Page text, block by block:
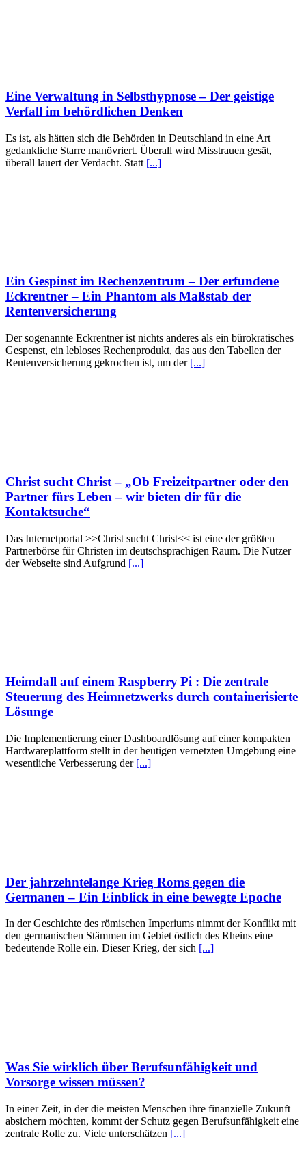
Eine Verwaltung in Selbsthypnose – Der geistige
Verfall im behördlichen Denken
Es ist, als hätten sich die Behörden in Deutschland in eine Art
gedankliche Starre manövriert. Überall wird Misstrauen gesät,
überall lauert der Verdacht. Statt [...]
Ein Gespinst im Rechenzentrum – Der erfundene
Eckrentner – Ein Phantom als Maßstab der
Rentenversicherung
Der sogenannte Eckrentner ist nichts anderes als ein bürokratisches
Gespenst, ein lebloses Rechenprodukt, das aus den Tabellen der
Rentenversicherung gekrochen ist, um der [...]
Christ sucht Christ – „Ob Freizeitpartner oder den
Partner fürs Leben – wir bieten dir für die
Kontaktsuche“
Das Internetportal >>Christ sucht Christ<< ist eine der größten
Partnerbörse für Christen im deutschsprachigen Raum. Die Nutzer
der Webseite sind Aufgrund [...]
Heimdall auf einem Raspberry Pi : Die zentrale
Steuerung des Heimnetzwerks durch containerisierte
Lösunge
Die Implementierung einer Dashboardlösung auf einer kompakten
Hardwareplattform stellt in der heutigen vernetzten Umgebung eine
wesentliche Verbesserung der [...]
Der jahrzehntelange Krieg Roms gegen die
Germanen – Ein Einblick in eine bewegte Epoche
In der Geschichte des römischen Imperiums nimmt der Konflikt mit
den germanischen Stämmen im Gebiet östlich des Rheins eine
bedeutende Rolle ein. Dieser Krieg, der sich [...]
Was Sie wirklich über Berufsunfähigkeit und
Vorsorge wissen müssen?
In einer Zeit, in der die meisten Menschen ihre finanzielle Zukunft
absichern möchten, kommt der Schutz gegen Berufsunfähigkeit eine
zentrale Rolle zu. Viele unterschätzen [...]